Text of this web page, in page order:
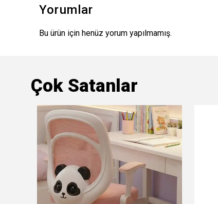
Yorumlar
Bu ürün için henüz yorum yapılmamış.
Çok Satanlar